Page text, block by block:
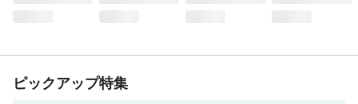
ピックアップ特集